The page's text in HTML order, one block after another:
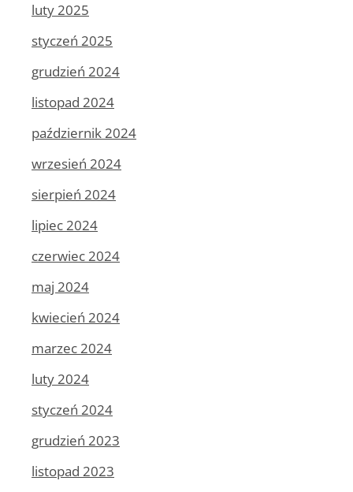
luty 2025
styczeń 2025
grudzień 2024
listopad 2024
październik 2024
wrzesień 2024
sierpień 2024
lipiec 2024
czerwiec 2024
maj 2024
kwiecień 2024
marzec 2024
luty 2024
styczeń 2024
grudzień 2023
listopad 2023